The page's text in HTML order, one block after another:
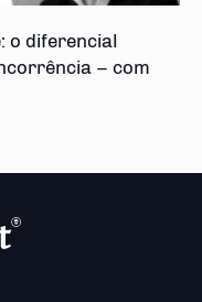
o diferencial
– com